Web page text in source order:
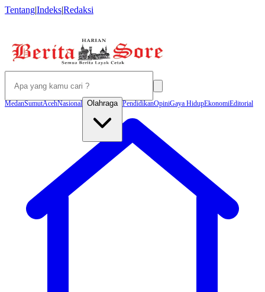
Tentang|Indeks|Redaksi
MedanSumutAcehNasional Olahraga PendidikanOpiniGaya HidupEkonomiEditorial